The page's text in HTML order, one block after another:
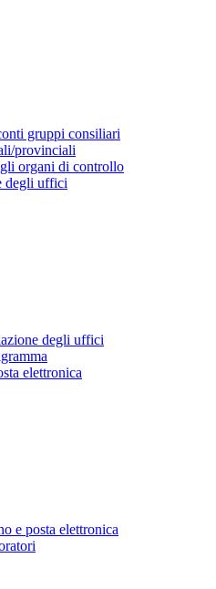
gruppi consiliari
provinciali
organi di controllo
degli uffici
degli uffici
elettronica
e posta elettronica